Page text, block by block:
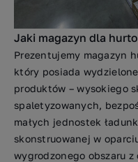
Jaki magazyn dla
Prezentujemy magazyn
który posiada
produktów – wysokiego
spaletyzowanych,
małych jednostek
skonstruowanej w
wygrodzonego obszaru